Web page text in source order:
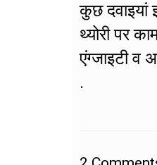
कुछ दवाइयां
थ्योरी पर
एंग्जाइटी व
.